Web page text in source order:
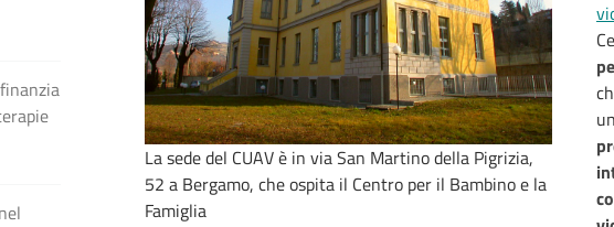
La sede del CUAV è in via San Martino della Pigrizia,
52 a Bergamo, che ospita il Centro per il Bambino e la
Famiglia